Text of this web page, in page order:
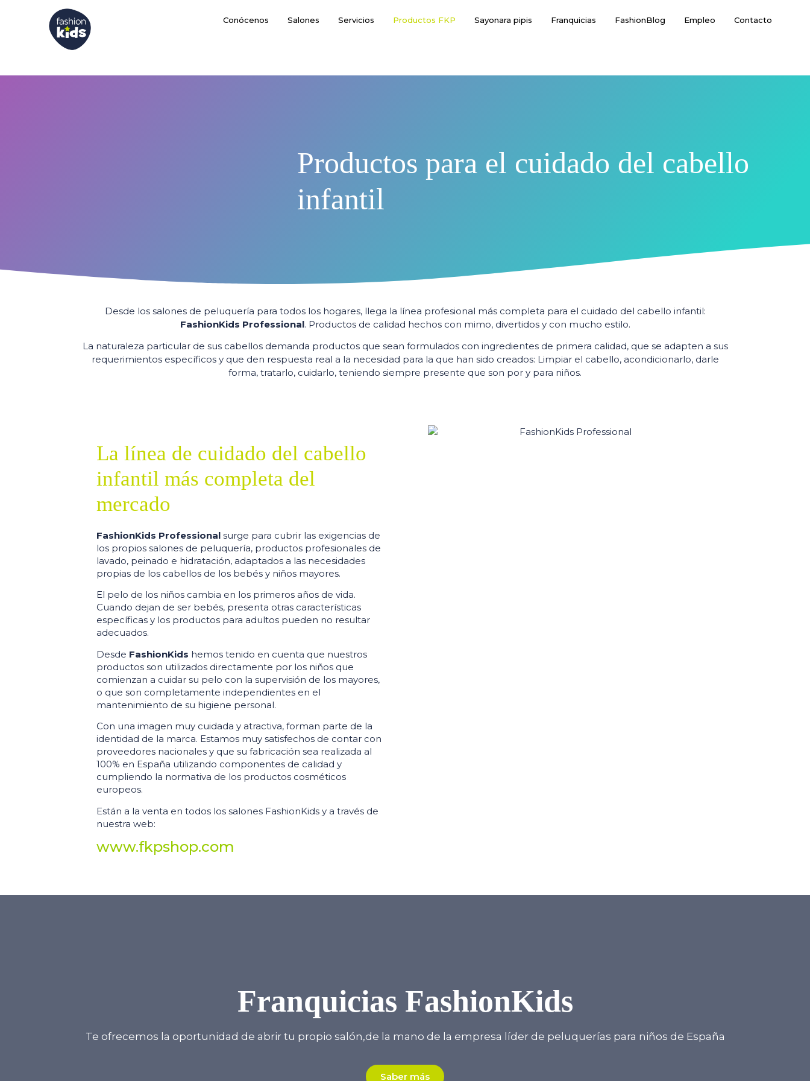
Conócenos Salones Servicios Productos FKP Sayonara pipis Franquicias FashionBlog Empleo Contacto
Productos para el cuidado del cabello
infantil
Desde los salones de peluquería para todos los hogares, llega la línea profesional más completa para el cuidado del cabello infantil:
FashionKids Professional. Productos de calidad hechos con mimo, divertidos y con mucho estilo.
La naturaleza particular de sus cabellos demanda productos que sean formulados con ingredientes de primera calidad, que se adapten a sus
requerimientos específicos y que den respuesta real a la necesidad para la que han sido creados: Limpiar el cabello, acondicionarlo, darle
forma, tratarlo, cuidarlo, teniendo siempre presente que son por y para niños.
La línea de cuidado del cabello
infantil más completa del
mercado
FashionKids Professionalsurge para cubrir las exigencias de
los propios salones de peluquería, productos profesionales de
lavado, peinado e hidratación, adaptados a las necesidades
propias de los cabellos de los bebés y niños mayores.
El pelo de los niños cambia en los primeros años de vida.
Cuando dejan de ser bebés, presenta otras características
específicas y los productos para adultos pueden no resultar
adecuados.
Desde FashionKids hemos tenido en cuenta que nuestros
productos son utilizados directamente por los niños que
comienzan a cuidar su pelo con la supervisión de los mayores,
o que son completamente independientes en el
mantenimiento de su higiene personal.
Con una imagen muy cuidada y atractiva, forman parte de la
identidad de la marca. Estamos muy satisfechos de contar con
proveedores nacionales y que su fabricación sea realizada al
100% en España utilizando componentes de calidad y
cumpliendo la normativa de los productos cosméticos
europeos.
Están a la venta en todos los salones FashionKids y a través de
nuestra web:
www.fkpshop.com
Franquicias FashionKids
Te ofrecemos la oportunidad de abrir tu propio salón,de la mano de la empresa líder de peluquerías para niños de España
Saber más